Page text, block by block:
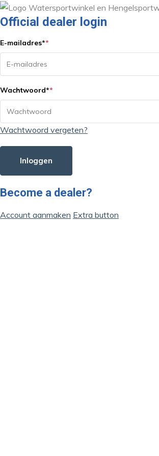
Official dealer login
E-mailadres**
Wachtwoord**
Wachtwoord vergeten?
Inloggen
Become a dealer?
Account aanmaken Extra button